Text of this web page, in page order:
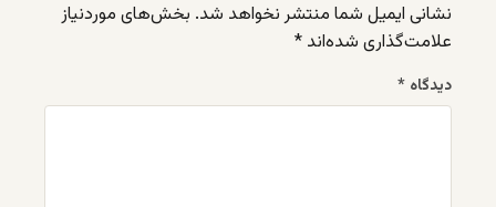
نشانی ایمیل شما منتشر نخواهد شد. بخش‌های موردنیاز
علامت‌گذاری شده‌اند *
دیدگاه *